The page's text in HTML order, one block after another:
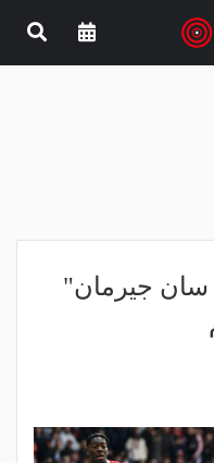
سان جيرمان"